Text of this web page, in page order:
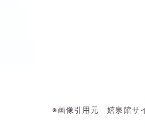
※画像引用元 嬉泉館サ